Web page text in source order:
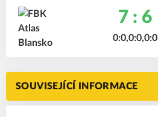
7 : 6
0:0,0:0,0:0
SOUVISEJÍCÍ INFORMACE